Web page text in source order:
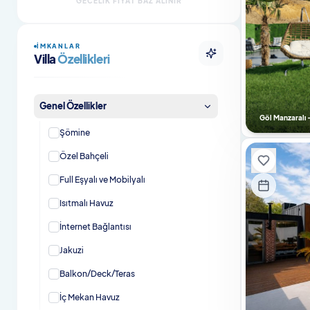
Evcil Hayvan Dostu Villalar
Isıtmalı Havuzlu Villalar
Kahvaltı Dahil Villalar
En Çok Tercih Edilenler
İMKANLAR
VillaÖzellikleri
Genel Özellikler
Şömine
Özel Bahçeli
Full Eşyalı ve Mobilyalı
Isıtmalı Havuz
İnternet Bağlantısı
Jakuzi
Balkon/Deck/Teras
İç Mekan Havuz
Göl Manzaralı